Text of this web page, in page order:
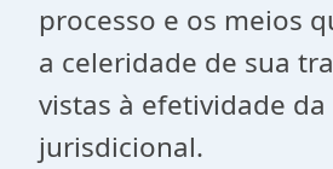
processo e os meios
a celeridade de sua
vistas à efetividade
jurisdicional.